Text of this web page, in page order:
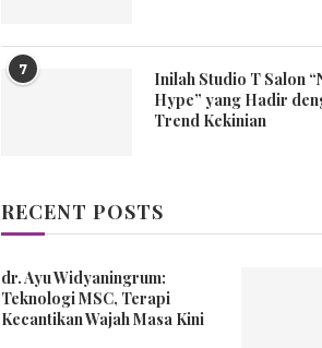
7
Inilah Studio T Salon
Hype” yang Hadir
Trend Kekinian
RECENT POSTS
dr. Ayu Widyaningrum:
Teknologi MSC, Terapi
Kecantikan Wajah Masa Kini